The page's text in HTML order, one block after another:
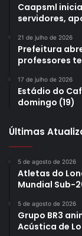
Caapsml
servidores,
21 de julho de 2026
Prefeitura
professores
17 de julho de 2026
Estádio do
domingo (19)
Últimas
5 de agosto de 2026
Atletas do
Mundial Sub-
5 de agosto de 2026
Grupo BR3
Acústica de